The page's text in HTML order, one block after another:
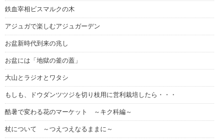
鉄血宰相ビスマルクの木
アジュガで楽しむアジュガーデン
お盆新時代到来の兆し
お盆には「地獄の釜の蓋」
大山とラジオとワタシ
もしも、ドウダンツツジを切り枝用に営利栽培したら・・・
酷暑で変わる花のマーケット ～キク科編～
杖について ～つえつえなるままに～